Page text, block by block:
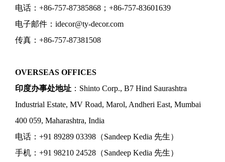
电话：+86-757-87385868；+86-757-83601639
电子邮件：idecor@ty-decor.com
传真：+86-757-87381508
OVERSEAS OFFICES
印度办事处地址 ：Shinto Corp., B7 Hind Saurashtra
Industrial Estate, MV Road, Marol, Andheri East, Mumbai
400 059, Maharashtra, India
电话：+91 89289 03398（Sandeep Kedia 先生）
手机：+91 98210 24528（Sandeep Kedia 先生）